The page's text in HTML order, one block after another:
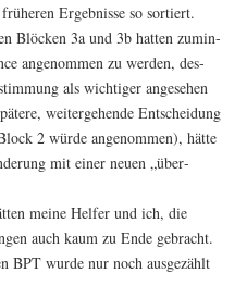
Ergeb­nis­se so sor­tiert.
Blö­cken 3a und 3b hat­ten zumin­
ange­nom­men zu wer­den, des­
als wich­ti­ger ange­se­hen
wei­ter­ge­hen­de Ent­schei­dung
2 wür­de ange­nom­men), hät­te
mit einer neu­en „über­
mei­ne Hel­fer und ich, die
auch kaum zu Ende gebracht.
BPT wur­de nur noch aus­ge­zählt